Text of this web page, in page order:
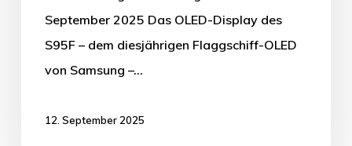
September 2025 Das OLED-Display des
S95F – dem diesjährigen Flaggschiff-OLED
von Samsung –…
12. September 2025